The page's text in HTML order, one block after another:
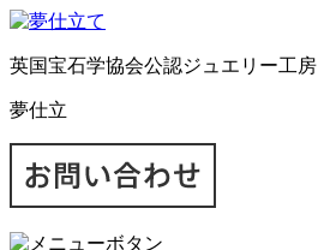
英国宝石学協会公認ジュエリー工房
夢仕立